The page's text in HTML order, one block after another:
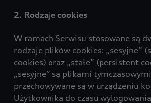
2. Rodzaje cookies
W ramach Serwisu stosowane są
rodzaje plików cookies: „sesyjne”
cookies) oraz „stałe” (persistent
„sesyjne” są plikami
przechowywane są w urządzeniu
Użytkownika do czasu